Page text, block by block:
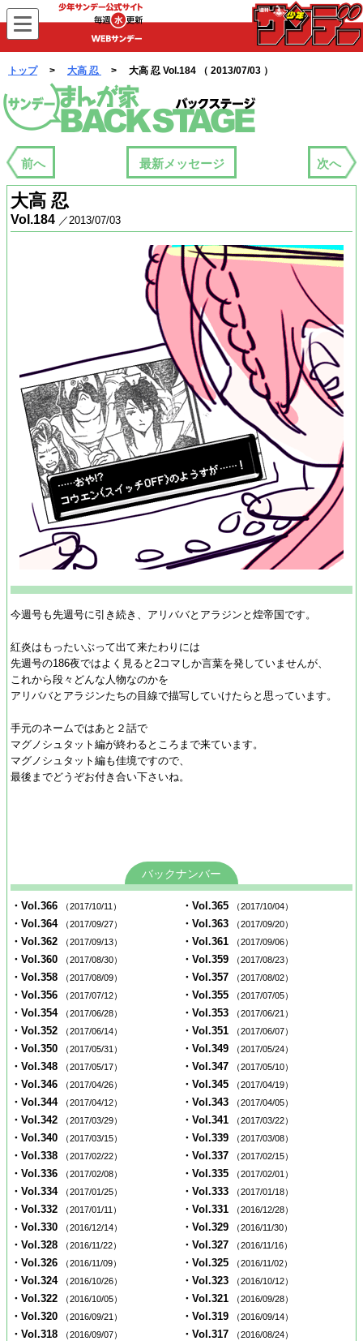
WEBサンデー
トップ> 大高 忍 > 大高 忍 Vol.184 （ 2013/07/03 ）
まんが家バックステージ
前へ 最新メッセージ 次へ
大高 忍
Vol.184 ／2013/07/03
今週号も先週号に引き続き、アリババとアラジンと煌帝国です。
紅炎はもったいぶって出て来たわりには
先週号の186夜ではよく見ると2コマしか言葉を発していませんが、
これから段々どんな人物なのかを
アリババとアラジンたちの目線で描写していけたらと思っています。
手元のネームではあと２話で
マグノシュタット編が終わるところまで来ています。
マグノシュタット編も佳境ですので、
最後までどうぞお付き合い下さいね。
バックナンバー
・Vol.366 （2017/10/11） ・Vol.365 （2017/10/04）
・Vol.364 （2017/09/27） ・Vol.363 （2017/09/20）
・Vol.362 （2017/09/13） ・Vol.361 （2017/09/06）
・Vol.360 （2017/08/30） ・Vol.359 （2017/08/23）
・Vol.358 （2017/08/09） ・Vol.357 （2017/08/02）
・Vol.356 （2017/07/12） ・Vol.355 （2017/07/05）
・Vol.354 （2017/06/28） ・Vol.353 （2017/06/21）
・Vol.352 （2017/06/14） ・Vol.351 （2017/06/07）
・Vol.350 （2017/05/31） ・Vol.349 （2017/05/24）
・Vol.348 （2017/05/17） ・Vol.347 （2017/05/10）
・Vol.346 （2017/04/26） ・Vol.345 （2017/04/19）
・Vol.344 （2017/04/12） ・Vol.343 （2017/04/05）
・Vol.342 （2017/03/29） ・Vol.341 （2017/03/22）
・Vol.340 （2017/03/15） ・Vol.339 （2017/03/08）
・Vol.338 （2017/02/22） ・Vol.337 （2017/02/15）
・Vol.336 （2017/02/08） ・Vol.335 （2017/02/01）
・Vol.334 （2017/01/25） ・Vol.333 （2017/01/18）
・Vol.332 （2017/01/11） ・Vol.331 （2016/12/28）
・Vol.330 （2016/12/14） ・Vol.329 （2016/11/30）
・Vol.328 （2016/11/22） ・Vol.327 （2016/11/16）
・Vol.326 （2016/11/09） ・Vol.325 （2016/11/02）
・Vol.324 （2016/10/26） ・Vol.323 （2016/10/12）
・Vol.322 （2016/10/05） ・Vol.321 （2016/09/28）
・Vol.320 （2016/09/21） ・Vol.319 （2016/09/14）
・Vol.318 （2016/09/07） ・Vol.317 （2016/08/24）